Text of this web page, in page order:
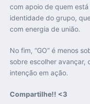
com apoio de quem
identidade do grupo,
com energia de união.
No fim, “GO” é menos
sobre escolher avançar,
intenção em ação.
Compartilhe!! <3